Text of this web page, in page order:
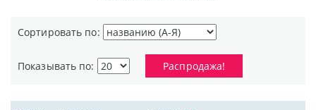
Сортировать по:
Показывать по: Распродажа!